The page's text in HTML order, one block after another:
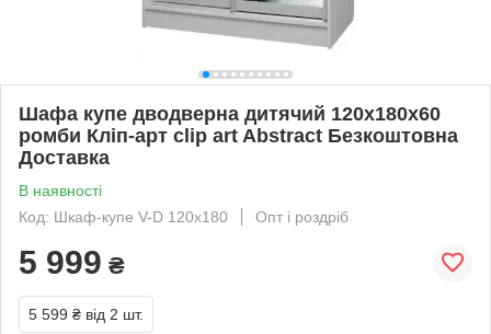
Шафа купе дводверна дитячий 120х180х60
ромби Кліп-арт clip art Abstract Безкоштовна
Доставка
В наявності
Код: Шкаф-купе V-D 120х180
Опт і роздріб
5 999 ₴
5 599 ₴ від 2 шт.